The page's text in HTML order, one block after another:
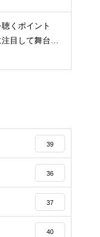
くポイント
目して舞台を
色と唄に込め
39
36
37
40